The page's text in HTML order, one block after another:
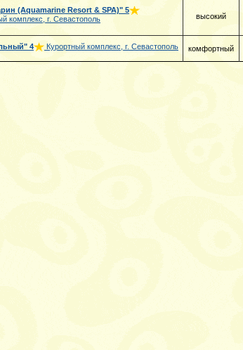
(Aquamarine Resort & SPA)" 5
комплекс, г. Севастополь
высокий
4 Курортный комплекс, г. Севастополь комфортный